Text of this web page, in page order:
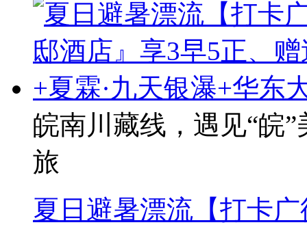
皖南川藏线，遇见“皖
旅
夏日避暑漂流【打卡